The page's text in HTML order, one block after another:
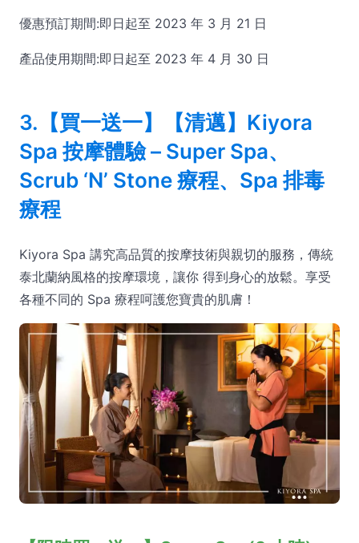
優惠預訂期間:即日起至 2023 年 3 月 21 日
產品使用期間:即日起至 2023 年 4 月 30 日
3.【買一送一】【清邁】Kiyora
Spa 按摩體驗 – Super Spa、
Scrub ‘N’ Stone 療程、Spa 排毒
療程
Kiyora Spa 講究高品質的按摩技術與親切的服務，傳統
泰北蘭納風格的按摩環境，讓你 得到身心的放鬆。享受
各種不同的 Spa 療程呵護您寶貴的肌膚！